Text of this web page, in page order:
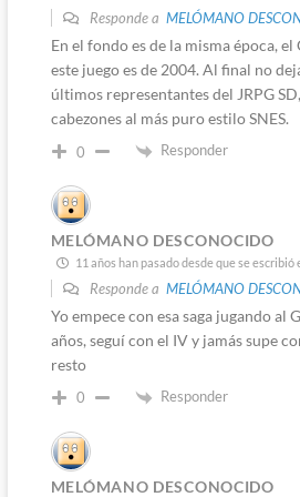
Responde a MELÓMANO
En el fondo es de la misma época,
este juego es de 2004. Al final no
últimos representantes del JRPG
cabezones al más puro estilo SNES.
0 Responder
MELÓMANO DESCONOCIDO
11 años han pasado desde que se escribió
Responde a MELÓMANO
Yo empece con esa saga jugando al
años, seguí con el IV y jamás supe
resto
0 Responder
MELÓMANO DESCONOCIDO